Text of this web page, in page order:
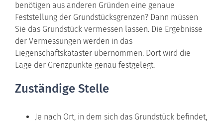
benötigen aus anderen Gründen eine genaue
Feststellung der Grundstücksgrenzen? Dann müssen
Sie das Grundstück vermessen lassen. Die Ergebnisse
der Vermessungen werden in das
Liegenschaftskataster übernommen. Dort wird die
Lage der Grenzpunkte genau festgelegt.
Zuständige Stelle
Je nach Ort, in dem sich das Grundstück befindet,